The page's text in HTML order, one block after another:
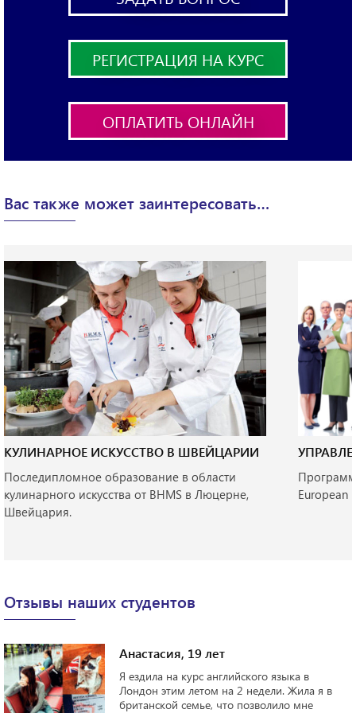
РЕГИСТРАЦИЯ НА КУРС
ОПЛАТИТЬ ОНЛАЙН
Вас также может заинтересовать…
КУЛИНАРНОЕ ИСКУССТВО В ШВЕЙЦАРИИ
Последипломное образование в области
кулинарного искусства от BHMS в Люцерне,
Швейцария.
European
Отзывы наших студентов
языка в
Жила я в
мне
Английский для
London School of English
Я считаю, что главное, что
произошло за это время - это